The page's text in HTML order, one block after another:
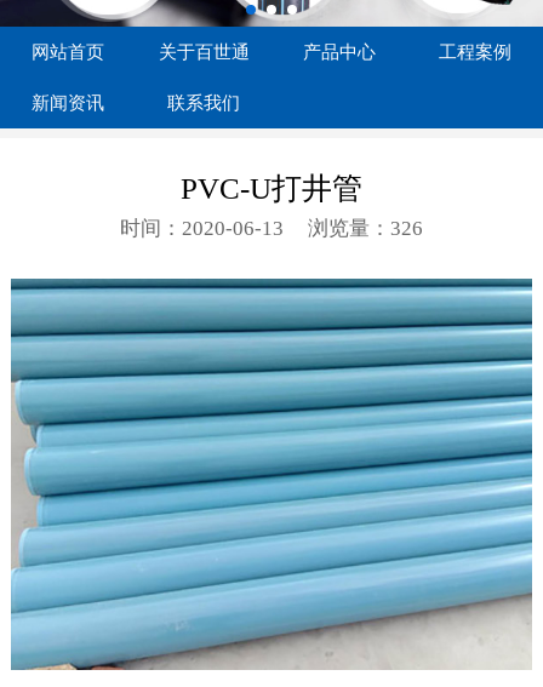
网站首页 关于百世通 产品中心 工程案例
新闻资讯 联系我们
PVC-U打井管
时间：2020-06-13 浏览量：326